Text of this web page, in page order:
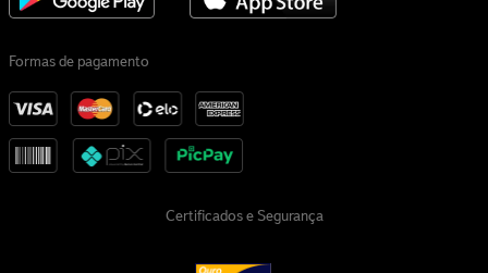
Formas de pagamento
Certificados e Segurança